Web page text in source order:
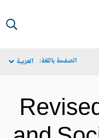
الصفحة باللغة: العربية